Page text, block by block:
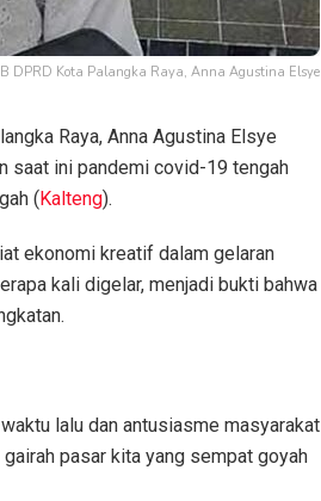
DPRD Kota Palangka Raya, Anna Agustina Elsye
Raya, Anna Agustina Elsye
saat ini pandemi covid-19 tengah
(Kalteng).
ekonomi kreatif dalam gelaran
kali digelar, menjadi bukti bahwa
lalu dan antusiasme masyarakat
pasar kita yang sempat goyah